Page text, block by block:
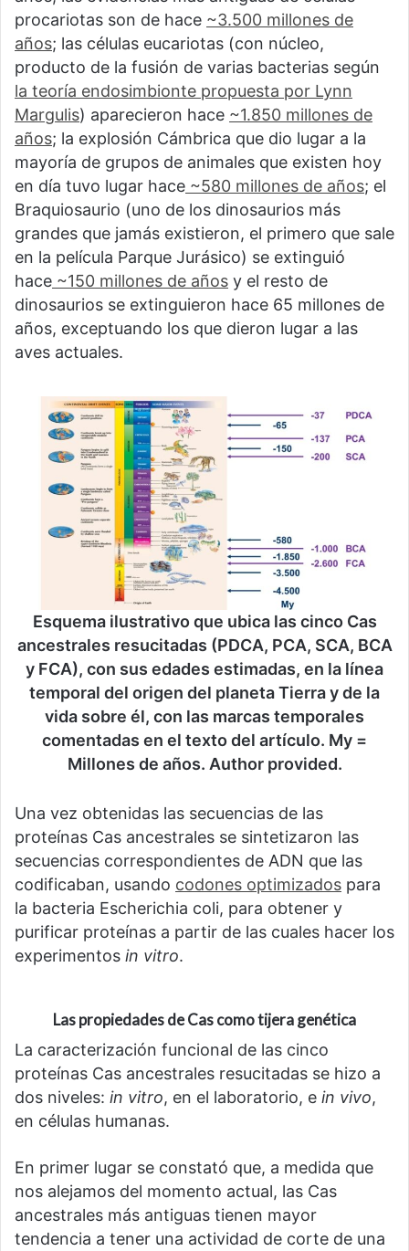
procariotas son de hace ~3.500 millones de
años; las células eucariotas (con núcleo,
producto de la fusión de varias bacterias según
la teoría endosimbionte propuesta por Lynn
Margulis) aparecieron hace ~1.850 millones de
años; la explosión Cámbrica que dio lugar a la
mayoría de grupos de animales que existen hoy
en día tuvo lugar hace ~580 millones de años; el
Braquiosaurio (uno de los dinosaurios más
grandes que jamás existieron, el primero que sale
en la película Parque Jurásico) se extinguió
hace ~150 millones de años y el resto de
dinosaurios se extinguieron hace 65 millones de
años, exceptuando los que dieron lugar a las
aves actuales.
Esquema ilustrativo que ubica las cinco Cas
ancestrales resucitadas (PDCA, PCA, SCA, BCA
y FCA), con sus edades estimadas, en la línea
temporal del origen del planeta Tierra y de la
vida sobre él, con las marcas temporales
comentadas en el texto del artículo. My =
Millones de años. Author provided.
Una vez obtenidas las secuencias de las
proteínas Cas ancestrales se sintetizaron las
secuencias correspondientes de ADN que las
codificaban, usando codones optimizados para
la bacteria Escherichia coli, para obtener y
purificar proteínas a partir de las cuales hacer los
experimentos in vitro.
Las propiedades de Cas como tijera genética
La caracterización funcional de las cinco
proteínas Cas ancestrales resucitadas se hizo a
dos niveles: in vitro, en el laboratorio, e in vivo,
en células humanas.
En primer lugar se constató que, a medida que
nos alejamos del momento actual, las Cas
ancestrales más antiguas tienen mayor
tendencia a tener una actividad de corte de una